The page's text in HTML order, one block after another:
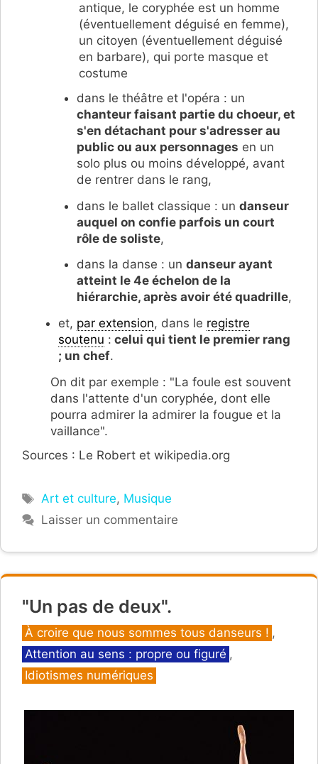
antique, le coryphée est un homme
(éventuellement déguisé en femme),
un citoyen (éventuellement déguisé
en barbare), qui porte masque et
costume
dans le théâtre et l'opéra : un
chanteur faisant partie du choeur, et
s'en détachant pour s'adresser au
public ou aux personnages en un
solo plus ou moins développé, avant
de rentrer dans le rang,
dans le ballet classique : un danseur
auquel on confie parfois un court
rôle de soliste,
dans la danse : un danseur ayant
atteint le 4e échelon de la
hiérarchie, après avoir été quadrille,
et, par extension, dans le registre
soutenu : celui qui tient le premier rang
; un chef.
On dit par exemple : "La foule est souvent
dans l'attente d'un coryphée, dont elle
pourra admirer la admirer la fougue et la
vaillance".
Sources : Le Robert et wikipedia.org
Étiquettes
Art et culture, Musique
Laisser un commentaire
"Un pas de deux".
Catégories
À croire que nous sommes tous danseurs ! ,
Attention au sens : propre ou figuré ,
Idiotismes numériques